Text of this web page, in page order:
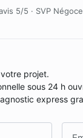
5/5 · SVP
projet.
sous 24 h
express